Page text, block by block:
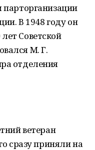
парторганизации
В 1948 году он
Советской
М. Г.
отделения
ветеран
сразу приняли на